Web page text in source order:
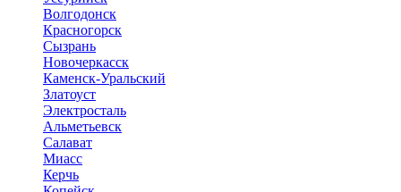
Волгодонск
Красногорск
Сызрань
Новочеркасск
Каменск-Уральский
Златоуст
Электросталь
Альметьевск
Салават
Миасс
Керчь